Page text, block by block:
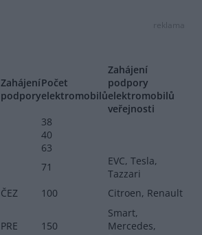
reklama
Zahájení
podpory
Počet
elektromobilů
Zahájení
podpory
elektromobilů
veřejnosti
38
40
63
71
EVC, Tesla,
Tazzari
ČEZ 100
Citroen, Renault
PRE 150
Smart,
Mercedes,